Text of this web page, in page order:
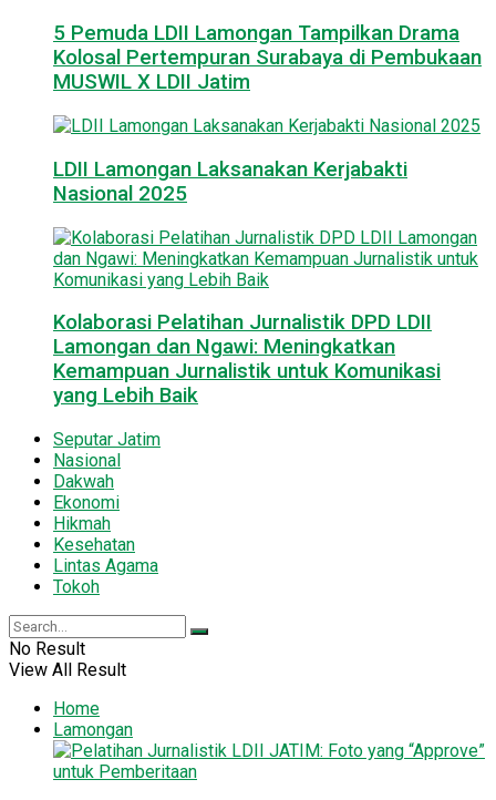
5 Pemuda LDII Lamongan Tampilkan Drama
Kolosal Pertempuran Surabaya di Pembukaan
MUSWIL X LDII Jatim
LDII Lamongan Laksanakan Kerjabakti
Nasional 2025
Kolaborasi Pelatihan Jurnalistik DPD LDII
Lamongan dan Ngawi: Meningkatkan
Kemampuan Jurnalistik untuk Komunikasi
yang Lebih Baik
Seputar Jatim
Nasional
Dakwah
Ekonomi
Hikmah
Kesehatan
Lintas Agama
Tokoh
No Result
View All Result
Home
Lamongan